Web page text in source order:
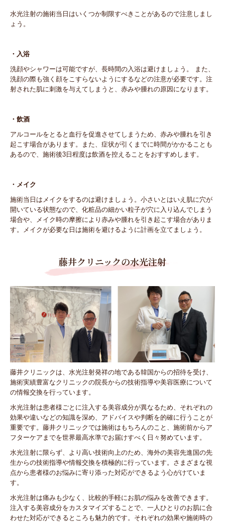
水光注射の施術当日はいくつか制限すべきことがあるので注意しまし
ょう。
・入浴
洗顔やシャワーは可能ですが、長時間の入浴は避けましょう。 また、
洗顔の際も強く顔をこすらないようにするなどの注意が必要です。注
射された肌に刺激を与えてしまうと、赤みや腫れの原因になります。
・飲酒
アルコールをとると血行を促進させてしまうため、赤みや腫れを引き
起こす場合があります。また、症状が引くまでに時間がかかることも
あるので、施術後3日程度は飲酒を控えることをおすすめします。
・メイク
施術当日はメイクをするのは避けましょう。小さいとはいえ肌に穴が
開いている状態なので、化粧品の細かい粒子が穴に入り込んでしまう
場合や、メイク時の摩擦により赤みや腫れを引き起こす場合がありま
す。メイクが必要な日は施術を避けるように計画を立てましょう。
藤井クリニックの水光注射
藤井クリニックは、水光注射発祥の地である韓国からの招待を受け、
施術実績豊富なクリニックの院長からの技術指導や美容医療について
の情報交換を行っています。
水光注射は患者様ごとに注入する美容成分が異なるため、それぞれの
効果や違いなどの知識を深め、アドバイスや判断を的確に行うことが
重要です。藤井クリニックでは施術はもちろんのこと、施術前からア
フターケアまでを世界最高水準でお届けすべく日々努めています。
水光注射に限らず、より高い技術向上のため、海外の美容先進国の先
生からの技術指導や情報交換を積極的に行っています。さまざまな視
点から患者様のお悩みに寄り添った対応ができるよう心がけていま
す。
水光注射は痛みも少なく、比較的手軽にお肌の悩みを改善できます。
注入する美容成分をカスタマイズすることで、一人ひとりのお肌に合
わせた対応ができるところも魅力的です。それぞれの効果や施術時の